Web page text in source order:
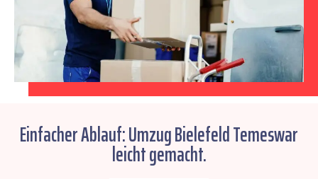
Einfacher Ablauf: Umzug Bielefeld Temeswar
leicht gemacht.